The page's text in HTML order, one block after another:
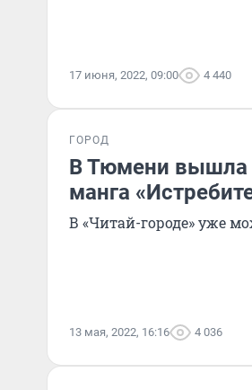
17 июня, 2022, 09:00 4 440
ГОРОД
В Тюмени вышла
манга
В «Читай-городе» уже
13 мая, 2022, 16:16 4 036